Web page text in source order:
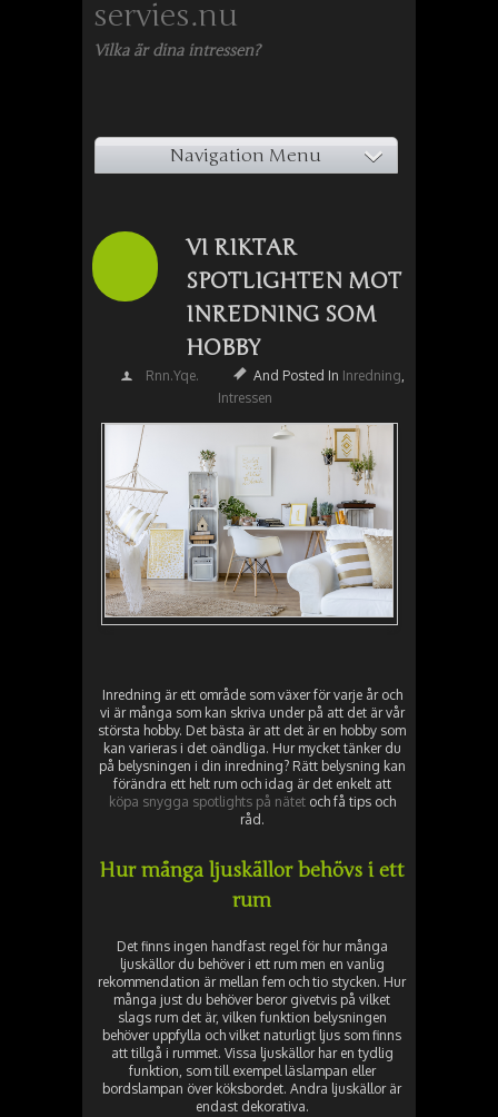
servies.nu
Vilka är dina intressen?
Navigation Menu
VI RIKTAR
SPOTLIGHTEN MOT
INREDNING SOM
HOBBY
Rnn.yqe. And Posted In Inredning,
Intressen
Inredning är ett område som växer för varje år och
vi är många som kan skriva under på att det är vår
största hobby. Det bästa är att det är en hobby som
kan varieras i det oändliga. Hur mycket tänker du
på belysningen i din inredning? Rätt belysning kan
förändra ett helt rum och idag är det enkelt att
köpa snygga spotlights på nätetoch få tips och
råd.
Hur många ljuskällor behövs i ett
rum
Det finns ingen handfast regel för hur många
ljuskällor du behöver i ett rum men en vanlig
rekommendation är mellan fem och tio stycken. Hur
många just du behöver beror givetvis på vilket
slags rum det är, vilken funktion belysningen
behöver uppfylla och vilket naturligt ljus som finns
att tillgå i rummet. Vissa ljuskällor har en tydlig
funktion, som till exempel läslampan eller
bordslampan över köksbordet. Andra ljuskällor är
endast dekorativa.